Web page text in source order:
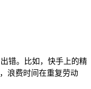
错。比如，快手上的精
浪费时间在重复劳动